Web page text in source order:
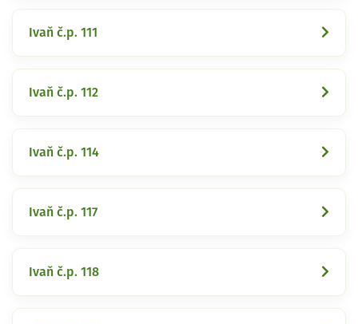
Ivaň č.p. 111
Ivaň č.p. 112
Ivaň č.p. 114
Ivaň č.p. 117
Ivaň č.p. 118